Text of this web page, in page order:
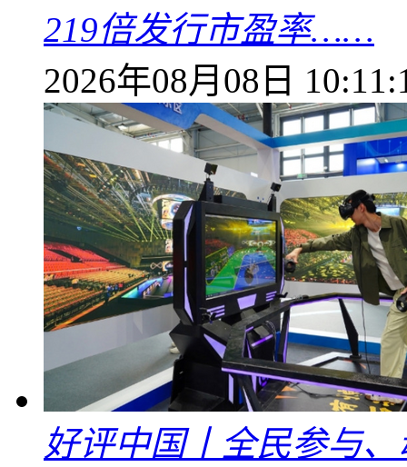
219倍发行市盈率……
2026年08月08日
好评中国丨全民参与